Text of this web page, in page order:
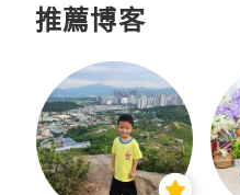
推薦博客